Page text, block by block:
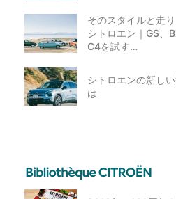
そのスタイルと走
シトロエン｜GS、
C4を試す…
シトロエンの新し
は